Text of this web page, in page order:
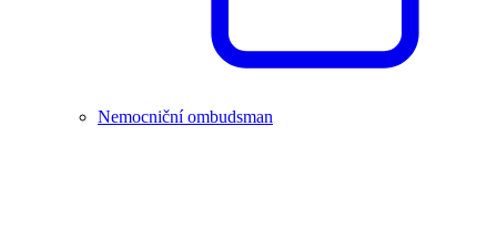
Nemocniční ombudsman